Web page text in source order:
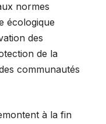
normes
écologique
des
de la
communautés
à la fin